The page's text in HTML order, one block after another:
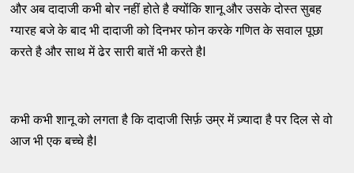
और अब दादाजी कभी बोर नहीं होते है क्योंकि शानू और उसके दोस्त सुबह
ग्यारह बजे के बाद भी दादाजी को दिनभर फोन करके गणित के सवाल पूछा
करते है और साथ में ढेर सारी बातें भी करते हैI
कभी कभी शानू को लगता है कि दादाजी सिर्फ़ उम्र में ज़्यादा है पर दिल से वो
आज भी एक बच्चे हैI